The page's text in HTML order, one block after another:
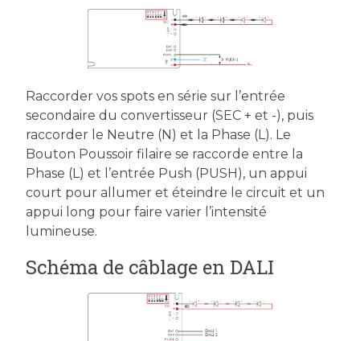
Raccorder vos spots en série sur l’entrée
secondaire du convertisseur (SEC + et -), puis
raccorder le Neutre (N) et la Phase (L). Le
Bouton Poussoir filaire se raccorde entre la
Phase (L) et l’entrée Push (PUSH), un appui
court pour allumer et éteindre le circuit et un
appui long pour faire varier l’intensité
lumineuse.
Schéma de câblage en DALI